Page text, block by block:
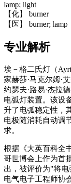
lamp; light
【化】 burner
【医】 burner; lamp
专业解析
埃－格二氏灯（
家赫莎·马克尔姆·
约瑟夫·路易·杰拉
电弧灯装置。该设
升了电弧稳定性，
电极随消耗自动调
求。
根据《大英百科全
哥世博会上作为首
出，被评价为"将
电气电子工程师协